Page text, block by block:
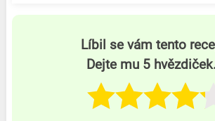
Líbil se vám tento
Dejte mu 5